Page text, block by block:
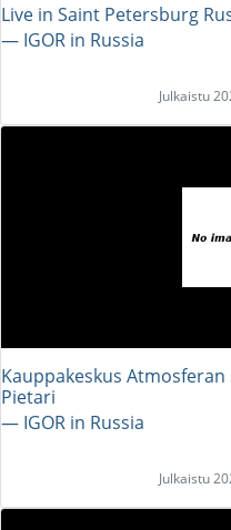
Live in Saint Petersburg
― IGOR in Russia
Julkaistu
Kauppakeskus
Pietari
― IGOR in Russia
Julkaistu